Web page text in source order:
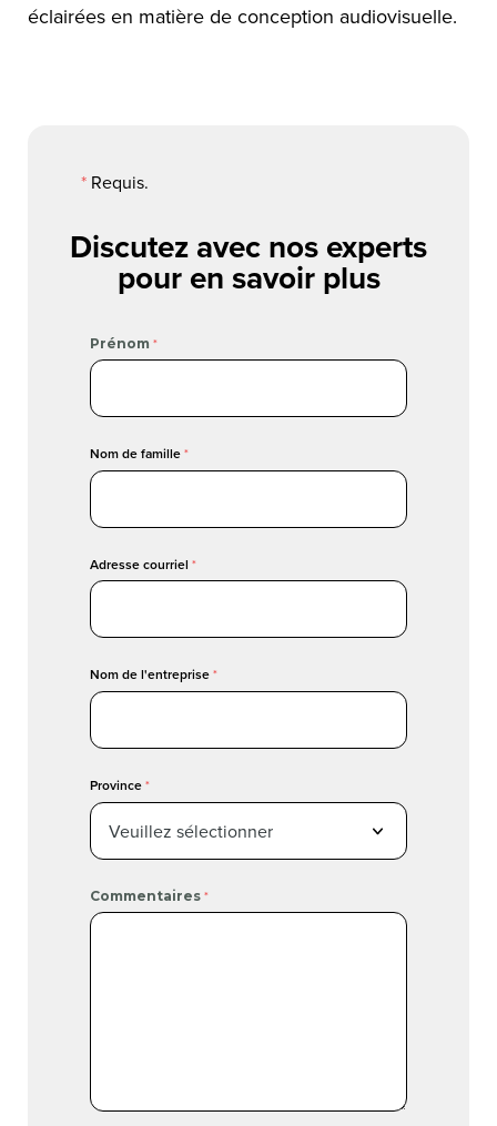
éclairées en matière de conception audiovisuelle.
* Requis.
Discutez avec nos experts
pour en savoir plus
Prénom
Nom de famille
Adresse courriel
Nom de l'entreprise
Province
Commentaires